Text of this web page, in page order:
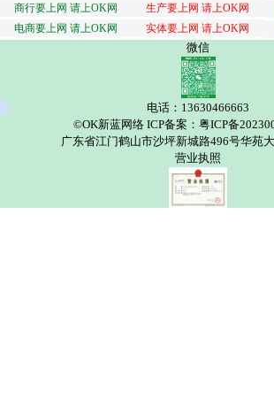
商行要上网 请上OK网
生产要上网 请上OK网
电商要上网 请上OK网
实体要上网 请上OK网
微信
电话：13630466663
©OK新蓝网络 ICP备案：粤ICP备
广东省江门鹤山市沙坪新城路496号华苑
营业执照